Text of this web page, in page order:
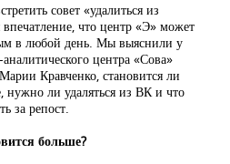
совет «удалиться из
что центр «Э» может
в любой день. Мы выяснили у
центра «Сова»
Кравченко, становится ли
нужно ли удаляться из ВК и что
за репост.
больше?